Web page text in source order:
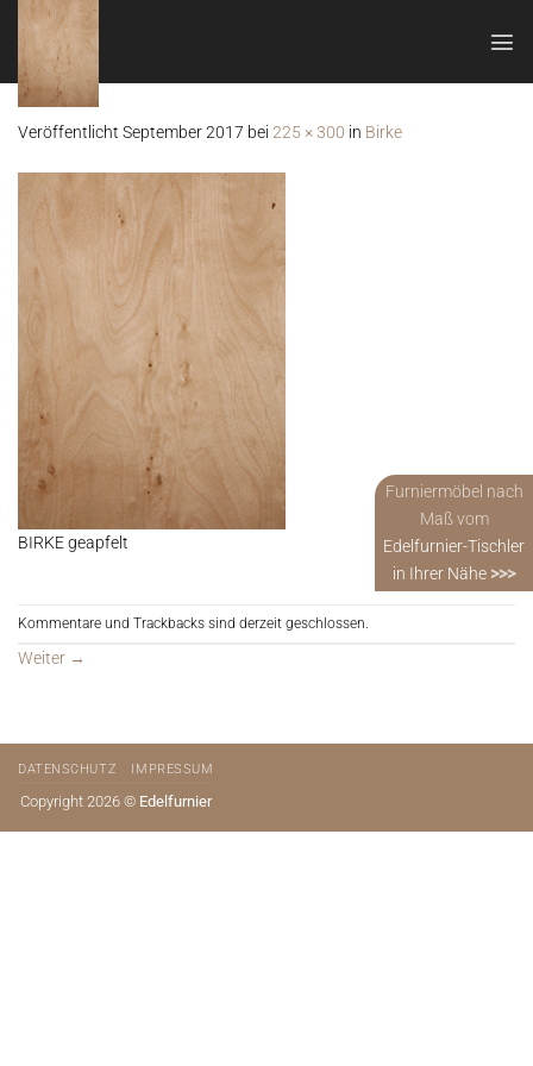
Zum
Inhalt
springen
Veröffentlicht September 2017 bei 225 × 300 in Birke
BIRKE geapfelt
Kommentare und Trackbacks sind derzeit geschlossen.
Weiter →
DATENSCHUTZ IMPRESSUM
Copyright 2026 © Edelfurnier
Furniermöbel nach
Maß vom
Edelfurnier-Tischler
in Ihrer Nähe >>>